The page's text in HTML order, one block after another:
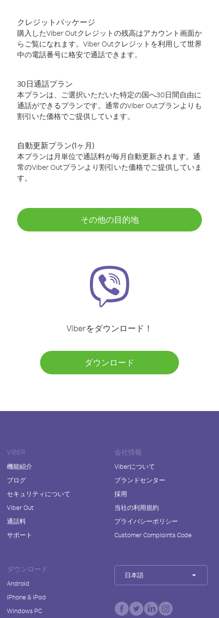
クレジットパッケージ
購入したViber Outクレジットの残高はアカウント画面か
らご覧になれます。Viber Outクレジットを利用して世界
中の電話番号に格安で通話できます。
30日通話プラン
本プランは、ご選択いただいた特定の国へ30日間自由に
通話ができるプランです。通常のViber Outプランよりも
割引いた価格でご提供しています。
自動更新プラン(1ヶ月)
本プランは月単位で通話料が毎月自動更新されます。通
常のViber Outプランより割引いた価格でご提供していま
す。
その他の目的地
Viberをダウンロード！
ダウンロード
VIBER
機能紹介
ブログ
セキュリティについて
Viber Out
通話料
サポート
会社情報
Viberについて
ブランドセンター
採用
当社の利用規約
プライバシーポリシー
Customer Complaints Code
ダウンロード
Android
iPhone & iPad
Windows PC
日本語